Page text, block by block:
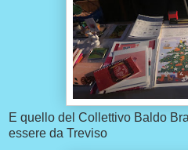
E quello del Collettivo Baldo
essere da Treviso